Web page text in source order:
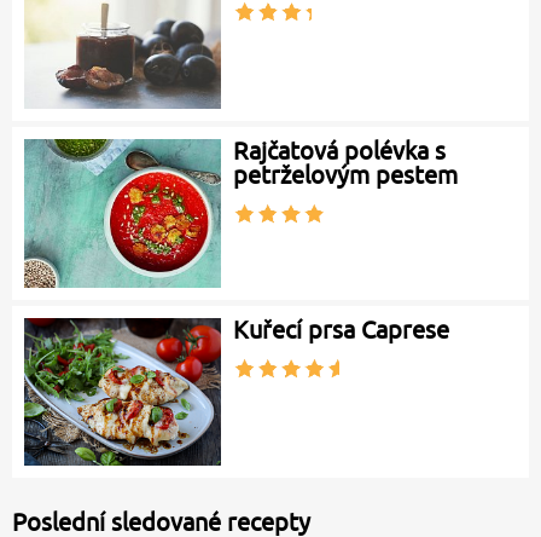
Rajčatová polévka s
petrželovým pestem
Kuřecí prsa Caprese
Poslední sledované recepty